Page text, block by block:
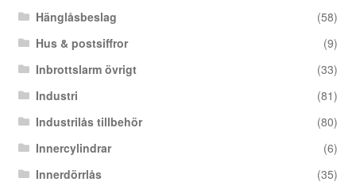
Hänglåsbeslag
(58)
Hus & postsiffror
(9)
Inbrottslarm övrigt
(33)
Industri
(81)
Industrilås tillbehör
(80)
Innercylindrar
(6)
Innerdörrlås
(35)